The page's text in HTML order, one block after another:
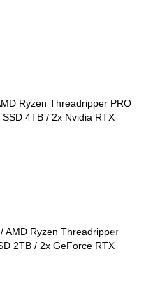
Ryzen Threadripper PRO
4TB / 2x Nvidia RTX